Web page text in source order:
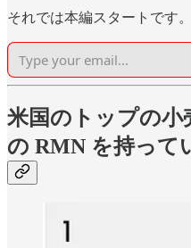
それでは本編スタートです。
米国のトップの小
の RMN を持って